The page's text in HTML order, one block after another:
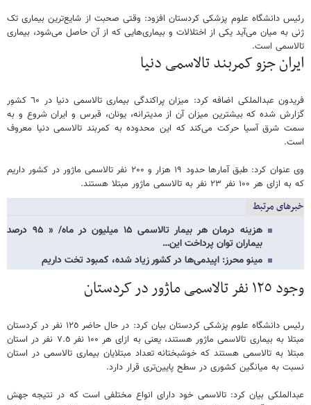
رئیس دانشگاە علوم پزشکی کردستان افزود: وقتی صحبت از شایع‌ترین بیماری تک
ژنی بە میان می‌آید یکی از اختلالات و بیماری‌هایی کە از آن حاصل می‌شود، بیماری
تالاسمی است.
ایران جزو کمربند تالاسمی دنیا
فریدون عبدالملکی اضافە کرد: میزان پراکندگی بیماری تالاسمی دنیا در ٦۰ کشور
گزارش شدە کە بیشترین میزان آن از مدیترانە، یونان، قبرس و ایران شروع و بە
سمت شرق آسیا حرکت‌ می‌کند کە این محدودە بە کمربند تالاسمی دنیا معروف
است.
وی عنوان کرد: طبق آمارها حدود ۱۹ هزار و ۲۰۰ نفر تالاسمی ماژور در کشور داریم
کە بە ازای هر ۱۰۰ نفر ۲۳ نفر بە تالاسمی ماژور مبتلا هستند.
خبرهای مرتبط
هزینه درمان هر بیمار تالاسمی ۱۵ میلیون در ماه/ « ۹۵ درصد
بیماران توان پرداخت این…
مینو محرز: اپیدمی‌ها در کشور زیاد شده، کمبود تخت داریم
وجود ۱۲٥ نفر تالاسمی ماژور در کردستان
رئیس دانشگاە علوم پزشکی کردستان بیان کرد: در حال حاضر ۱۲٥ نفر در کردستان
مبتلا بە بیماری تالاسمی ماژور هستند، یعنی بە ازای هر ۱۰۰ نفر ۷.٥ نفر در استان
مبتلا بە تالاسمی هستند کە خوشبختانە تعداد مبتلایان بیماری تالاسمی در استان
نسبت بە میانگین کشوری در سطح پایین‌تری قرار دارد.
عبدالملکی بیان کرد: تالاسمی خود دارای انواع مختلفی است که در نتیجه جهش